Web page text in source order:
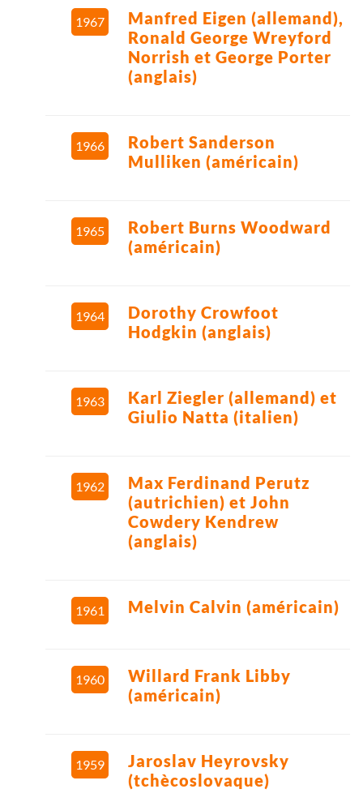
1967
Manfred Eigen (allemand),
Ronald George Wreyford
Norrish et George Porter
(anglais)
1966
Robert Sanderson
Mulliken (américain)
1965
Robert Burns Woodward
(américain)
1964
Dorothy Crowfoot
Hodgkin (anglais)
1963
Karl Ziegler (allemand) et
Giulio Natta (italien)
1962
Max Ferdinand Perutz
(autrichien) et John
Cowdery Kendrew
(anglais)
1961 Melvin Calvin (américain)
1960
Willard Frank Libby
(américain)
1959
Jaroslav Heyrovsky
(tchècoslovaque)